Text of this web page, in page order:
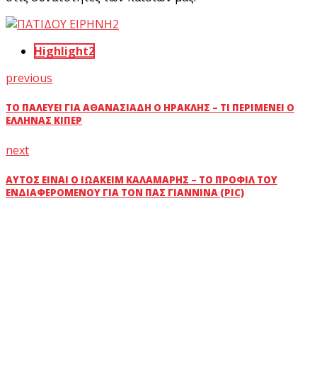
Highlight2
previous
ΤΟ ΠΑΛΕΎΕΙ ΓΙΑ ΑΘΑΝΑΣΙΆΔΗ Ο ΗΡΑΚΛΉΣ – ΤΙ ΠΕΡΙΜΈΝΕΙ Ο
ΈΛΛΗΝΑΣ ΚΊΠΕΡ
next
ΑΥΤΌΣ ΕΊΝΑΙ Ο ΙΩΑΚΕΊΜ ΚΑΛΑΜΆΡΗΣ – ΤΟ ΠΡΟΦΊΛ ΤΟΥ
ΕΝΔΙΑΦΕΡΌΜΕΝΟΥ ΓΙΑ ΤΟΝ ΠΑΣ ΓΙΆΝΝΙΝΑ (PIC)